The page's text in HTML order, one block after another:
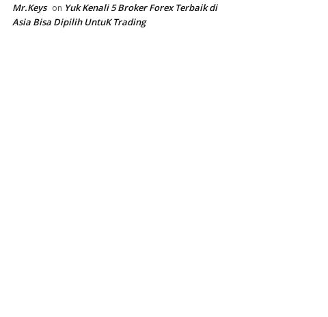
Mr.Keys on Yuk Kenali 5 Broker Forex Terbaik di
Asia Bisa Dipilih UntuK Trading